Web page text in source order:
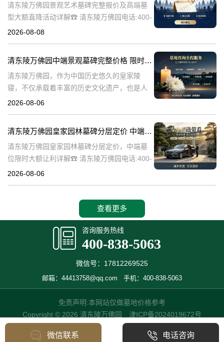
清东陵万佛园景观艺术墓碑完整报价及高端墓
型大额直降活动详解☎ 清东陵万佛园电话:400-
838-5063清东陵万佛园，作为中国历史悠久的
2026-08-08
清东陵万佛园中端景观墓碑完整价格 限时减免多年管理费详解
清东陵万佛园，作为中国历史悠久的皇家陵
寝，不仅承载着丰富的历史文化遗产，也是人
们缅怀先人、寄托哀思的重要场所。近年来，
清
2026-08-06
清东陵万佛园皇家园林墓碑分层定价 中端墓位限时大额让利详解
清东陵万佛园皇家园林墓碑分层定价，中端墓
位限时大额让利详解☎ 清东陵万佛园电话:400-
838-5063清东陵万佛园，作为中国历史上著名
2026-08-06
查看更多
咨询服务热线
400-838-5063
微信号：17812269525
邮箱：44413758@qq.com 手机：400-838-5063
免责声明:本网站仅做墓地价格参考
Copyright © 2026 清东陵万佛园 津ICP备2024019672号
微信联系 电话咨询